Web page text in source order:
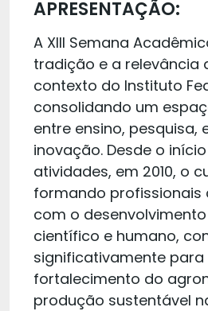
APRESENTAÇÃO:
A XIII Semana
tradição e a relevância
contexto do Instituto
consolidando um
entre ensino, pesquisa,
inovação. Desde o
atividades, em 2010, o
formando
com o
científico e humano,
significativamente para
fortalecimento do
produção sustentável